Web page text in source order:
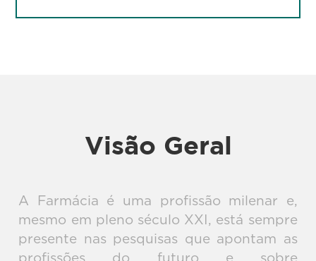
Visão Geral
A Farmácia é uma profissão milenar e,
mesmo em pleno século XXI, está sempre
presente nas pesquisas que apontam as